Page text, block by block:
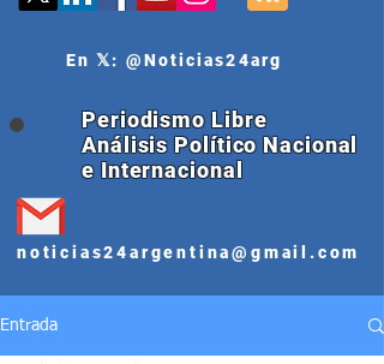
En 𝕏: @Noticias24arg
Periodismo Libre
Análisis Político Nacional
e Internacional
noticias24argentina@gmail.com
Entrada